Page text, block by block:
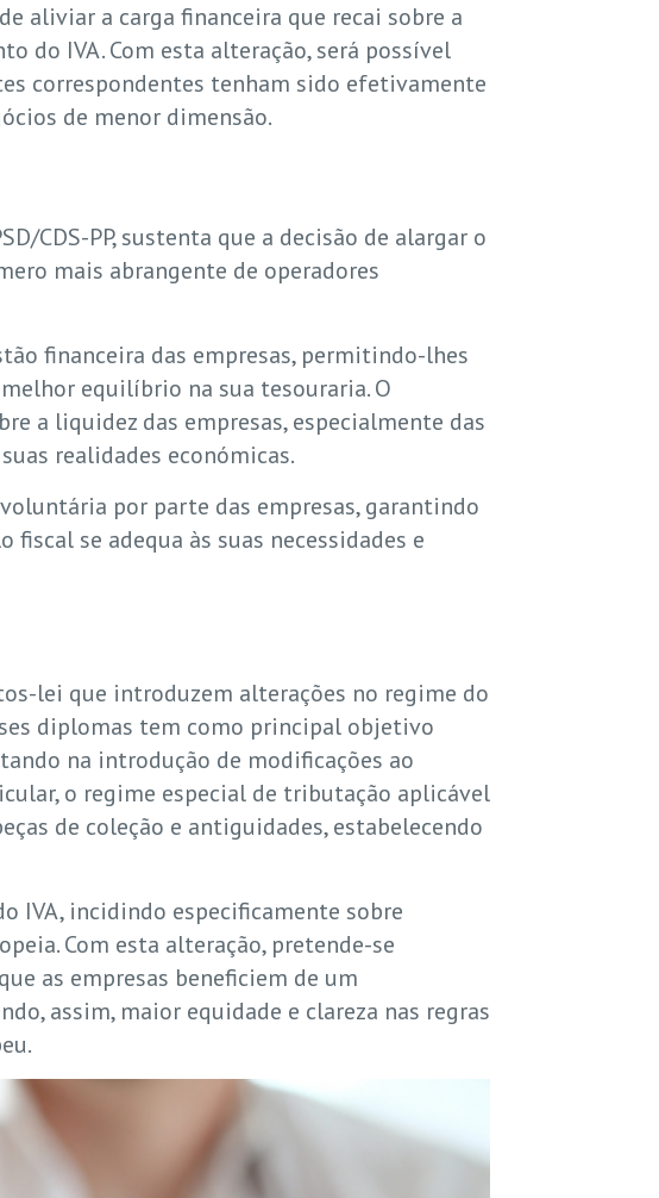
aliviar a carga financeira que recai sobre a
do IVA. Com esta alteração, será possível
correspondentes tenham sido efetivamente
de menor dimensão.
CDS-PP, sustenta que a decisão de alargar o
mais abrangente de operadores
financeira das empresas, permitindo-lhes
equilíbrio na sua tesouraria. O
a liquidez das empresas, especialmente das
realidades económicas.
por parte das empresas, garantindo
se adequa às suas necessidades e
lei que introduzem alterações no regime do
diplomas tem como principal objetivo
na introdução de modificações ao
o regime especial de tributação aplicável
de coleção e antiguidades, estabelecendo
IVA, incidindo especificamente sobre
Com esta alteração, pretende-se
as empresas beneficiem de um
assim, maior equidade e clareza nas regras